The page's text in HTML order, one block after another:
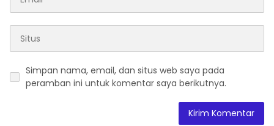
Simpan nama, email, dan situs web saya pada
peramban ini untuk komentar saya berikutnya.